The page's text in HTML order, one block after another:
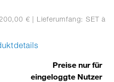
€ | Lieferumfang: SET
à
Preise nur für
eingeloggte Nutzer